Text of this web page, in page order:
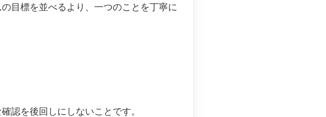
目標を並べるより、一つのことを丁寧に
認を後回しにしないことです。